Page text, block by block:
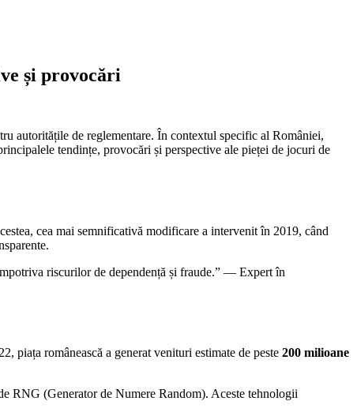
și provocări
autoritățile de reglementare. În contextul specific al României,
tendințe, provocări și perspective ale pieței de jocuri de
cea mai semnificativă modificare a intervenit în 2019, când
riscurilor de dependență și fraude.” — Expert în
piața românească a generat venituri estimate de peste 200 milioane
RNG (Generator de Numere Random). Aceste tehnologii